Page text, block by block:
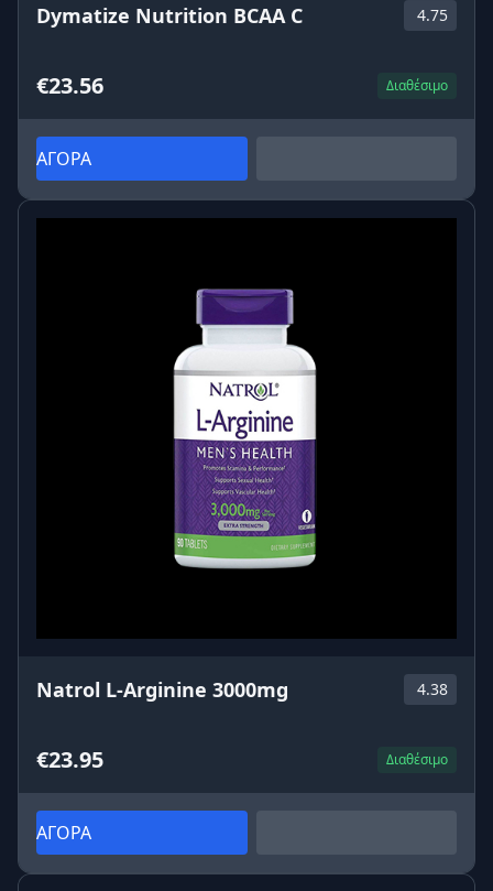
Dymatize Nutrition BCAA C 4.75
€23.56 Διαθέσιμο
ΑΓΟΡΑ
Natrol L-Arginine 3000mg 4.38
€23.95 Διαθέσιμο
ΑΓΟΡΑ